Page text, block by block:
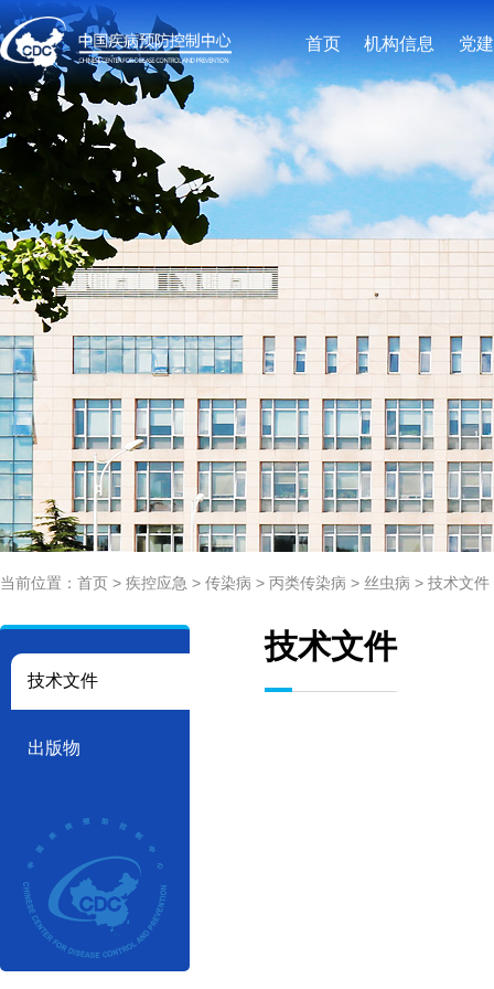
首页 机构信息 党
当前位置： 首页 > 疾控应急 > 传染病 > 丙类传染病 > 丝虫病 > 技术文件
技术文件
出版物
技术文件